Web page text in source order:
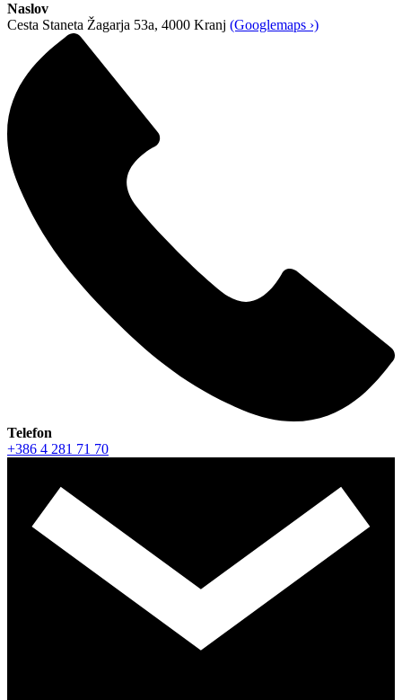
Naslov
Cesta Staneta Žagarja 53a, 4000 Kranj (Googlemaps ›)
Telefon
+386 4 281 71 70